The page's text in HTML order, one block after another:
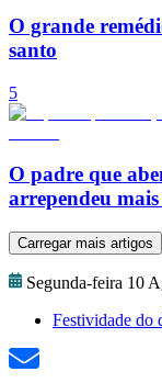
O grande
santo
5
O padre que
arrependeu
Carregar mais artigos
Segunda-feira 10
Festividade do